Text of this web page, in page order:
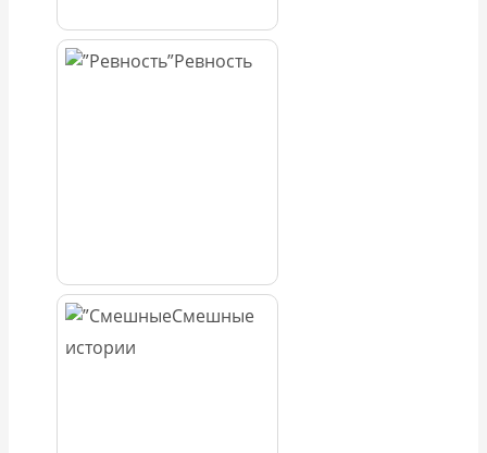
Ревность
Смешные
истории